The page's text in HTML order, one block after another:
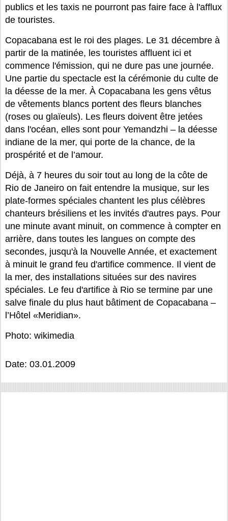
publics et les taxis ne pourront pas faire face à l'afflux
de touristes.
Copacabana est le roi des plages. Le 31 décembre à
partir de la matinée, les touristes affluent ici et
commence l'émission, qui ne dure pas une journée.
Une partie du spectacle est la cérémonie du culte de
la déesse de la mer. À Copacabana les gens vêtus
de vêtements blancs portent des fleurs blanches
(roses ou glaïeuls). Les fleurs doivent être jetées
dans l'océan, elles sont pour Yemandzhi – la déesse
indiane de la mer, qui porte de la chance, de la
prospérité et de l’amour.
Déjà, à 7 heures du soir tout au long de la côte de
Rio de Janeiro on fait entendre la musique, sur les
plate-formes spéciales chantent les plus célèbres
chanteurs brésiliens et les invités d'autres pays. Pour
une minute avant minuit, on commence à compter en
arrière, dans toutes les langues on compte des
secondes, jusqu'à la Nouvelle Année, et exactement
à minuit le grand feu d'artifice commence. Il vient de
la mer, des installations situées sur des navires
spéciales. Le feu d'artifice à Rio se termine par une
salve finale du plus haut bâtiment de Copacabana –
l’Hôtel «Meridian».
Photo: wikimedia
Date: 03.01.2009